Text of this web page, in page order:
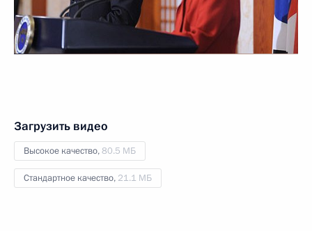
Загрузить видео
Высокое качество,80.5 МБ
Стандартное качество, 21.1 МБ